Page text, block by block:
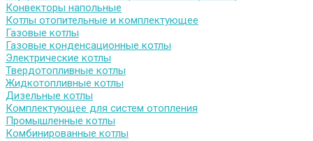
Конвекторы напольные
Котлы отопительные и комплектующее
Газовые котлы
Газовые конденсационные котлы
Электрические котлы
Твердотопливные котлы
Жидкотопливные котлы
Дизельные котлы
Комплектующее для систем отопления
Промышленные котлы
Комбинированные котлы